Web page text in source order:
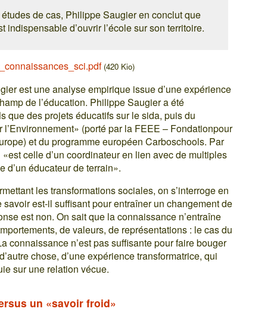
de cas, Philippe Saugier en conclut que
indispensable d’ouvrir l’école sur son territoire.
(420 Kio)
est une analyse empirique issue d’une expérience
de l’éducation. Philippe Saugier a été
que des projets éducatifs sur le sida, puis du
(porté par la FEEE – Fondationpour
et du programme européen Carboschools. Par
celle d’un coordinateur en lien avec de multiples
d’un éducateur de terrain».
les transformations sociales, on s’interroge en
est-il suffisant pour entraîner un changement de
est non. On sait que la connaissance n’entraîne
de valeurs, de représentations : le cas du
connaissance n’est pas suffisante pour faire bouger
chose, d’une expérience transformatrice, qui
sur une relation vécue.
un «savoir froid»